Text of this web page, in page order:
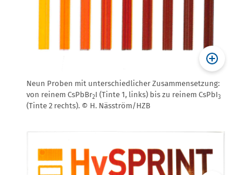
Neun Proben mit unterschiedlicher Zusammensetzung:
von reinem CsPbBr2I (Tinte 1, links) bis zu reinem CsPbI3
(Tinte 2 rechts). © H. Näsström/HZB